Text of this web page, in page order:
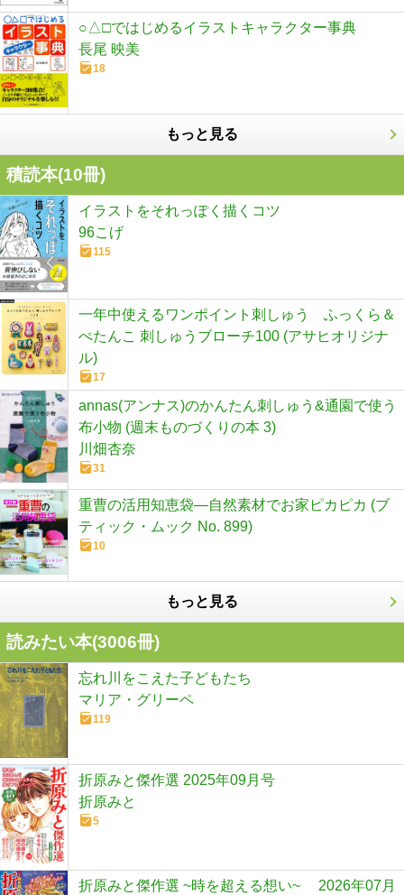
○△□ではじめるイラストキャラクター事典
長尾 映美
18
もっと見る
積読本(10冊)
イラストをそれっぽく描くコツ
96こげ
115
一年中使えるワンポイント刺しゅう ふっくら＆
ぺたんこ 刺しゅうブローチ100 (アサヒオリジナ
ル)
17
annas(アンナス)のかんたん刺しゅう&通園で使う
布小物 (週末ものづくりの本 3)
川畑杏奈
31
重曹の活用知恵袋―自然素材でお家ピカピカ (ブ
ティック・ムック No. 899)
10
もっと見る
読みたい本(3006冊)
忘れ川をこえた子どもたち
マリア・グリーペ
119
折原みと傑作選 2025年09月号
折原みと
5
折原みと傑作選 ~時を超える想い~ 2026年07月